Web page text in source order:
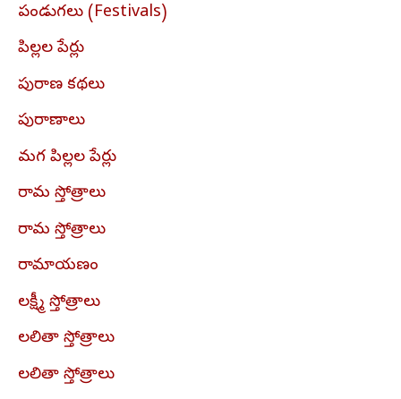
పండుగలు (Festivals)
పిల్లల పేర్లు
పురాణ కథలు
పురాణాలు
మగ పిల్లల పేర్లు
రామ స్తోత్రాలు
రామ స్తోత్రాలు
రామాయణం
లక్ష్మీ స్తోత్రాలు
లలితా స్తోత్రాలు
లలితా స్తోత్రాలు